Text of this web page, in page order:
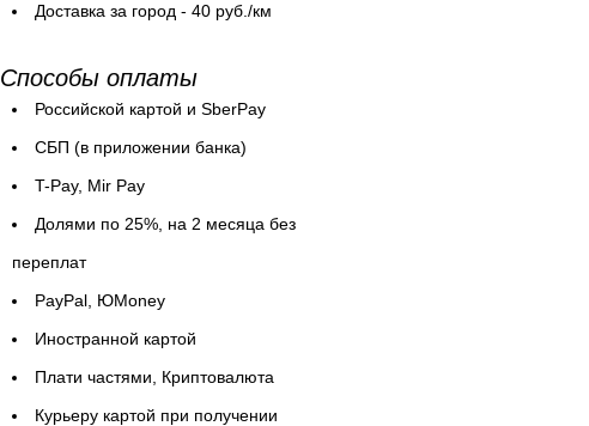
Доставка за город - 40 руб./км
Способы оплаты
Российской картой и SberPay
СБП (в приложении банка)
T-Pay, Mir Pay
Долями по 25%, на 2 месяца без
переплат
PayPal, ЮMoney
Иностранной картой
Плати частями, Криптовалюта
Курьеру картой при получении